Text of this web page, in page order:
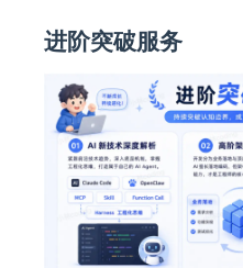
进阶突破服务